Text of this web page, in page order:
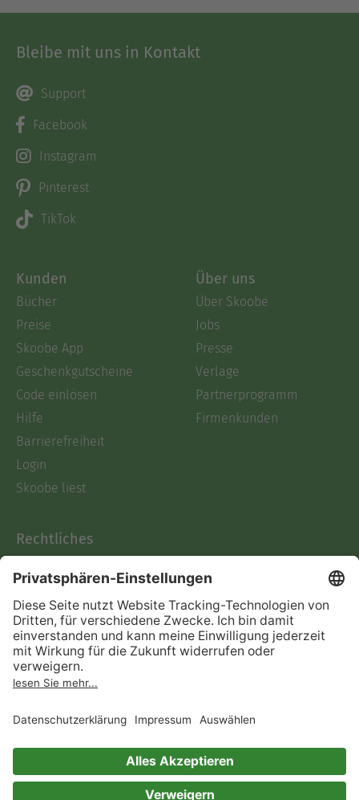
Bleibe mit uns in Kontakt
Support
Facebook
Instagram
Pinterest
TikTok
Kunden
Bücher
Preise
Skoobe App
Geschenkgutscheine
Code einlösen
Hilfe
Barrierefreiheit
Login
Skoobe liest
Über uns
Über Skoobe
Jobs
Presse
Verlage
Partnerprogramm
Firmenkunden
Rechtliches
AGB
Informationen nach Data
Act
Verträge hier kündigen
Impressum
Immer ein gutes Buch